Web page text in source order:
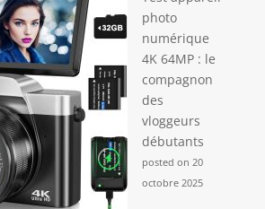
photo
numérique
4K 64MP : le
compagnon
des
vloggeurs
débutants
posted on 20
octobre 2025